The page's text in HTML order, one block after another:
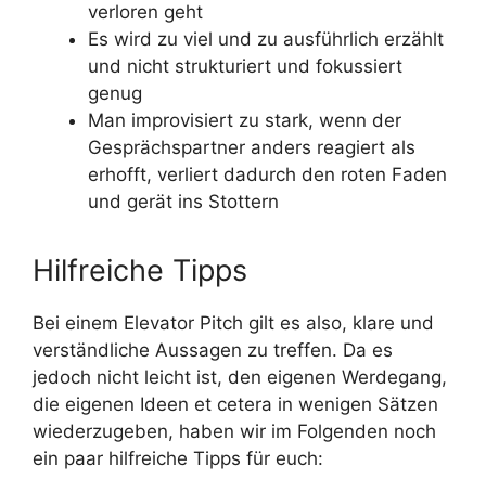
verloren geht
Es wird zu viel und zu ausführlich erzählt
und nicht strukturiert und fokussiert
genug
Man improvisiert zu stark, wenn der
Gesprächspartner anders reagiert als
erhofft, verliert dadurch den roten Faden
und gerät ins Stottern
Hilfreiche Tipps
Bei einem Elevator Pitch gilt es also, klare und
verständliche Aussagen zu treffen. Da es
jedoch nicht leicht ist, den eigenen Werdegang,
die eigenen Ideen et cetera in wenigen Sätzen
wiederzugeben, haben wir im Folgenden noch
ein paar hilfreiche Tipps für euch: